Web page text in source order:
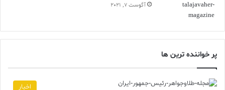
آگوست 7, 2021
پر خواننده ترین ها
اخبار